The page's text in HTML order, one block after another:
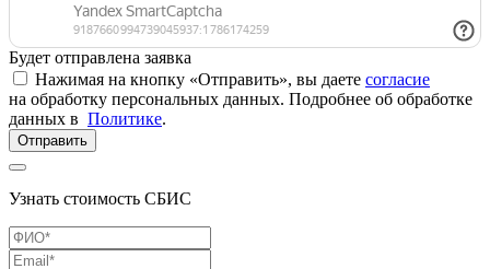
Будет отправлена заявка
Нажимая на кнопку «Отправить», вы даете согласие
на обработку персональных данных. Подробнее об обработке
данных в Политике.
Отправить
Узнать стоимость СБИС